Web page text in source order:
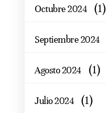
Octubre 2024 (1)
Septiembre 2024
Agosto 2024 (1)
Julio 2024 (1)